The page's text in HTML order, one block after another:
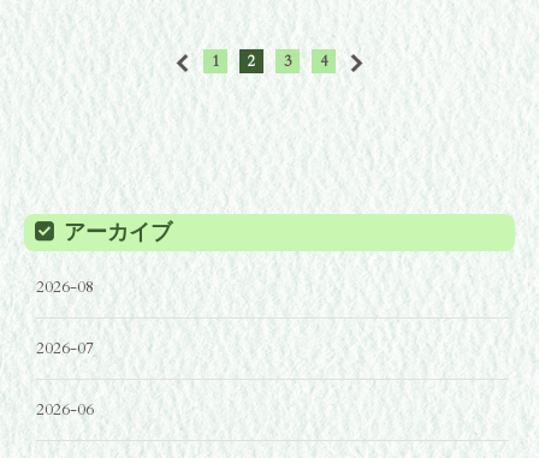
1 2 3 4
アーカイブ
2026-08
2026-07
2026-06